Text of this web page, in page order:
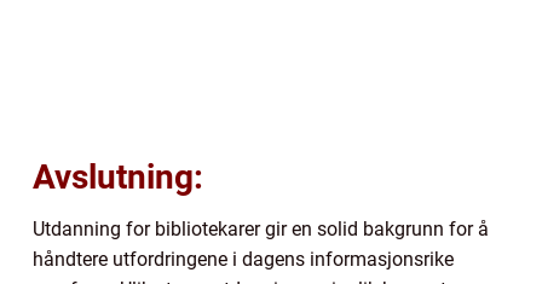
Avslutning:
Utdanning for bibliotekarer gir en solid bakgrunn for å
håndtere utfordringene i dagens informasjonsrike